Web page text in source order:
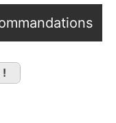
!